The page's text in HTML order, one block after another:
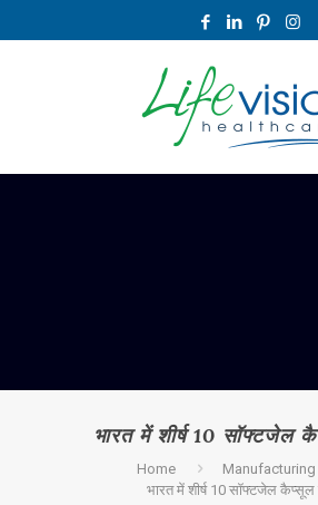
भारत में शीर्ष 10 सॉफ्टजेल
Home
Manufacturing
भारत में शीर्ष 10 सॉफ्टजेल कैप्सूल